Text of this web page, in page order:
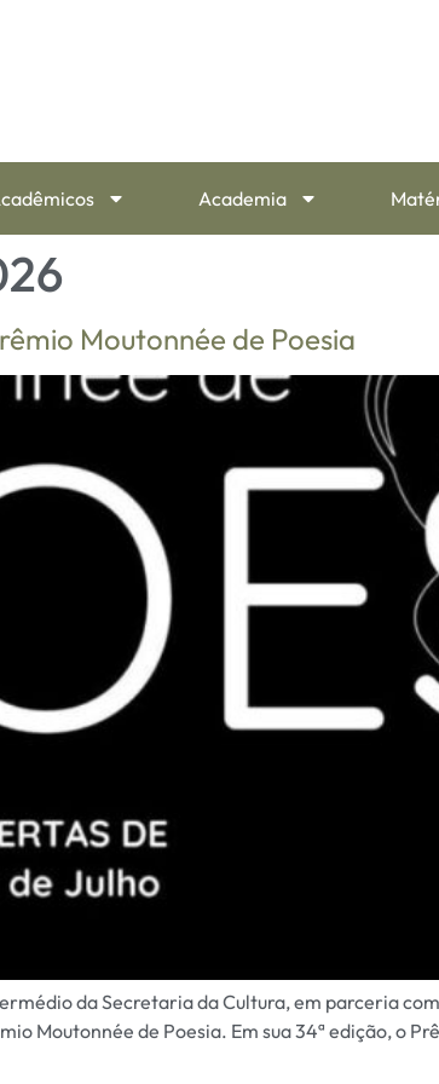
Academia
Moutonnée de Poesia
da Secretaria da Cultura, em parceria
Moutonnée de Poesia. Em sua 34ª edição, o